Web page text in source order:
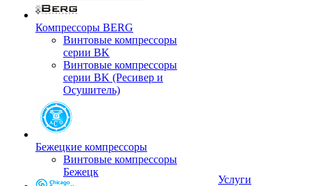
Компрессоры BERG
Винтовые компрессоры
серии BK
Винтовые компрессоры
серии BK (Ресивер и
Осушитель)
Бежецкие компрессоры
Винтовые компрессоры
Бежецк
Услуги